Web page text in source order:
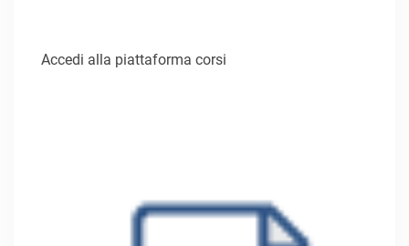
Accedi alla piattaforma corsi